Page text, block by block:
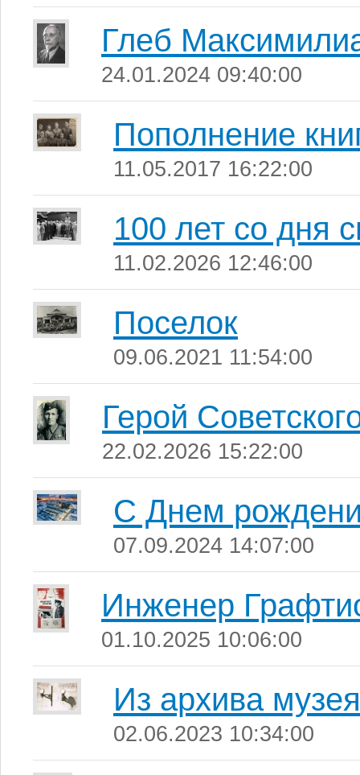
Глеб
24.01.2024 09:40:00
Пополнение
11.05.2017 16:22:00
100 лет со дня
11.02.2026 12:46:00
Поселок
09.06.2021 11:54:00
Герой
22.02.2026 15:22:00
С Днем
07.09.2024 14:07:00
Инженер
01.10.2025 10:06:00
Из архива музея
02.06.2023 10:34:00